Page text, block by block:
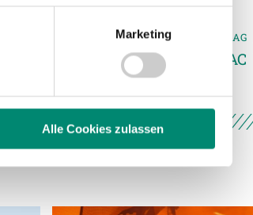
Medien anbieten zu können
zu Ihrer Verwendung unserer
Marketing
Alle Cookies zulassen
NÄCHSTER NEWSEINTRAG
Punkteilung gegen den WAC